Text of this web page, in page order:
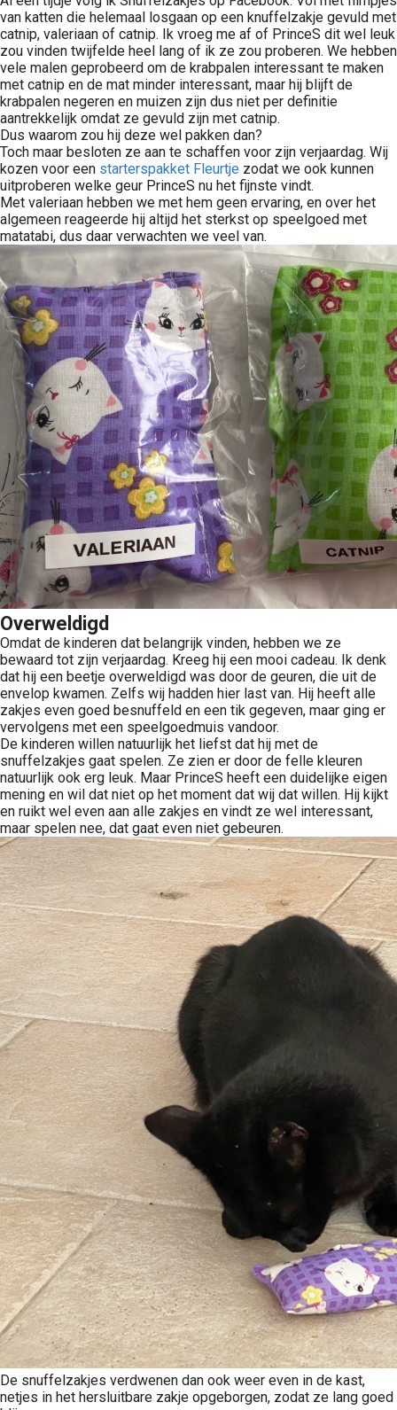
van katten die helemaal losgaan op een knuffelzakje gevuld met
catnip, valeriaan of catnip. Ik vroeg me af of PrinceS dit wel leuk
zou vinden twijfelde heel lang of ik ze zou proberen. We hebben
vele malen geprobeerd om de krabpalen interessant te maken
met catnip en de mat minder interessant, maar hij blijft de
krabpalen negeren en muizen zijn dus niet per definitie
aantrekkelijk omdat ze gevuld zijn met catnip.
Dus waarom zou hij deze wel pakken dan?
Toch maar besloten ze aan te schaffen voor zijn verjaardag. Wij
kozen voor een starterspakket Fleurtje zodat we ook kunnen
uitproberen welke geur PrinceS nu het fijnste vindt.
Met valeriaan hebben we met hem geen ervaring, en over het
algemeen reageerde hij altijd het sterkst op speelgoed met
matatabi, dus daar verwachten we veel van.
Overweldigd
Omdat de kinderen dat belangrijk vinden, hebben we ze
bewaard tot zijn verjaardag. Kreeg hij een mooi cadeau. Ik denk
dat hij een beetje overweldigd was door de geuren, die uit de
envelop kwamen. Zelfs wij hadden hier last van. Hij heeft alle
zakjes even goed besnuffeld en een tik gegeven, maar ging er
vervolgens met een speelgoedmuis vandoor.
De kinderen willen natuurlijk het liefst dat hij met de
snuffelzakjes gaat spelen. Ze zien er door de felle kleuren
natuurlijk ook erg leuk. Maar PrinceS heeft een duidelijke eigen
mening en wil dat niet op het moment dat wij dat willen. Hij kijkt
en ruikt wel even aan alle zakjes en vindt ze wel interessant,
maar spelen nee, dat gaat even niet gebeuren.
De snuffelzakjes verdwenen dan ook weer even in de kast,
netjes in het hersluitbare zakje opgeborgen, zodat ze lang goed